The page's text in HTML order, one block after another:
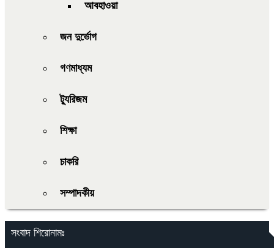
আবহাওয়া
জন দুর্ভোগ
গণমাধ্যম
ট্যুরিজম
শিক্ষা
চাকরি
সম্পাদকীয়
সংবাদ শিরোনামঃ